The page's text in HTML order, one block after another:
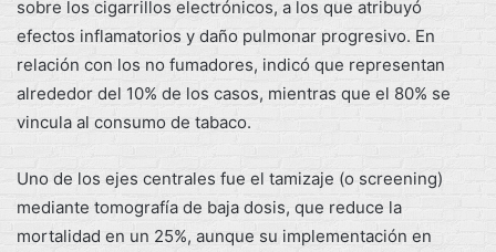
sobre los cigarrillos electrónicos, a los que atribuyó
efectos inflamatorios y daño pulmonar progresivo. En
relación con los no fumadores, indicó que representan
alrededor del 10% de los casos, mientras que el 80% se
vincula al consumo de tabaco.
Uno de los ejes centrales fue el tamizaje (o screening)
mediante tomografía de baja dosis, que reduce la
mortalidad en un 25%, aunque su implementación en